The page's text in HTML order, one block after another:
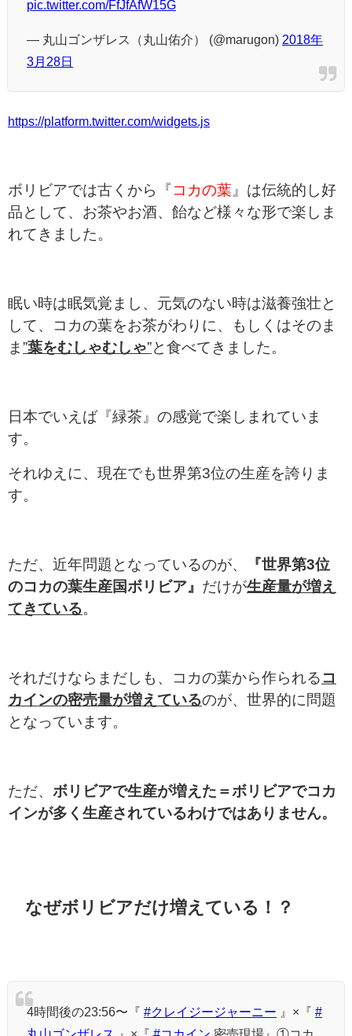
pic.twitter.com/FfJfAfW15G
— 丸山ゴンザレス（丸山佑介） (@marugon) 2018年
3月28日
https://platform.twitter.com/widgets.js
ボリビアでは古くから『 コカの葉』は伝統的し好
品として、お茶やお酒、飴など様々な形で楽しま
れてきました。
眠い時は眠気覚まし、元気のない時は滋養強壮と
して、コカの葉をお茶がわりに、もしくはそのま
ま”葉をむしゃむしゃ”と食べてきました。
日本でいえば『緑茶』の感覚で楽しまれていま
す。
それゆえに、現在でも世界第3位の生産を誇りま
す。
ただ、近年問題となっているのが、
『世界第3位
のコカの葉生産国ボリビア』 だけが生産量が増え
てきている。
それだけならまだしも、コカの葉から作られるコ
カインの密売量が増えているのが、世界的に問題
となっています。
ただ、 ボリビアで生産が増えた＝ボリビアでコカ
インが多く生産されているわけではありません。
なぜボリビアだけ増えている！？
4時間後の23:56〜『 #クレイジージャーニー 』×『 #
丸山ゴンザレス
』×『 #コカイン 密売現場』①コカ